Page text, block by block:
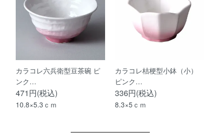
カラコレ六兵衛型豆茶碗 ピ
ンク…
471円(税込)
10.8×5.3ｃｍ
カラコレ桔梗型小鉢（小）
ピンク…
336円(税込)
8.3×5ｃｍ